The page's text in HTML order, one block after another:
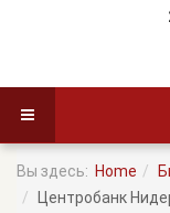
Вы здесь: Home
Центробанк